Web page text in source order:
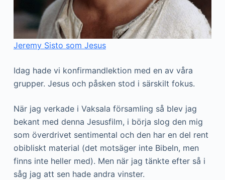
Jeremy Sisto som Jesus
Idag hade vi konfirmandlektion med en av våra
grupper. Jesus och påsken stod i särskilt fokus.
När jag verkade i Vaksala församling så blev jag
bekant med denna Jesusfilm, i börja slog den mig
som överdrivet sentimental och den har en del rent
obibliskt material (det motsäger inte Bibeln, men
finns inte heller med). Men när jag tänkte efter så i
såg jag att sen hade andra vinster.